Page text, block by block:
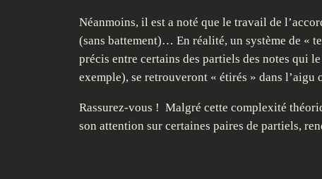
Néanmoins, il est a noté que le travail de
(sans battement)… En réalité, un système de «
précis entre certains des partiels des notes qui
exemple), se retrouveront « étirés » dans
Rassurez-vous ! Malgré cette complexité
son attention sur certaines paires de partiels,